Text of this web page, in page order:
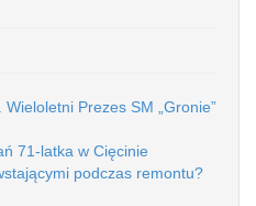
Prezes SM „Gronie”
71-latka w Cięcinie
podczas remontu?